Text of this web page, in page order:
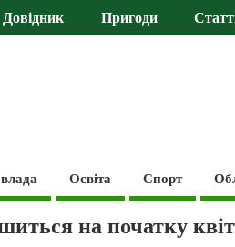
Довідник Пригоди
Освіта Спорт
на початку